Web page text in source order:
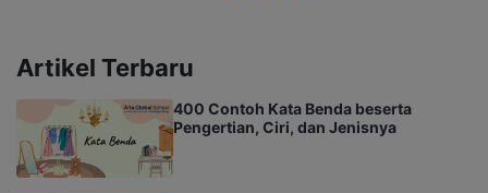
Artikel Terbaru
400 Contoh Kata Benda beserta
Pengertian, Ciri, dan Jenisnya